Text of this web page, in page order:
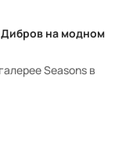
на модном
Seasons в